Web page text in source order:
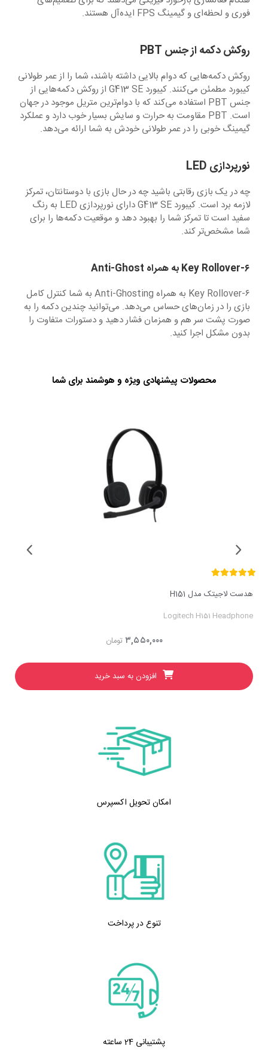
فوری و لحظه‌ای و گیمینگ FPS ایده‌آل هستند.
روکش دکمه از جنس PBT
روکش دکمه‌هایی که دوام بالایی داشته باشند، شما را از عمر طولانی
کیبورد مطمئن می‌کنند. کیبورد G413 SE از روکش دکمه‌هایی از
جنس PBT استفاده می‌کند که با دوام‌ترین متریل موجود در جهان
است. PBT مقاومت به حرارت و سایش بسیار خوب دارد و عملکرد
گیمینگ خوبی را در عمر طولانی خودش به شما ارائه می‌دهد.
نورپردازی LED
چه در یک بازی رقابتی باشید چه در حال بازی با دوستانتان، تمرکز
لازمه برد است. کیبورد G413 SE دارای نورپردازی LED به رنگ
سفید است تا تمرکز شما را بهبود دهد و موقعیت دکمه‌ها را برای
شما مشخص‌تر کند.
۶-Key Rollover به همراه Anti-Ghost
۶-Key Rollover به همراه Anti-Ghosting به شما کنترل کامل
بازی را در زمان‌های حساس می‌دهد. می‌توانید چندین دکمه را به
صورت پشت سر هم و همزمان فشار دهید و دستورات متفاوت را
بدون مشکل اجرا کنید.
محصولات پیشنهادی ویژه و هوشمند برای شما
هدست لاجیتک مدل H151
Logitech H151 Headphone
تومان ۳,۵۵۰,۰۰۰
افزودن به سبد خرید
امکان تحویل اکسپرس
تنوع در پرداخت
پشتیبانی 24 ساعته